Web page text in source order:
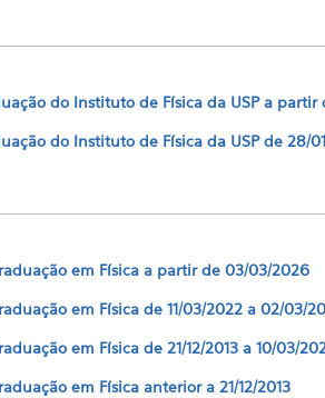
do Instituto de Física da USP a partir
do Instituto de Física da USP de 28/
em Física a partir de 03/03/2026
em Física de 11/03/2022 a 02/03/
em Física de 21/12/2013 a 10/03/
em Física anterior a 21/12/2013